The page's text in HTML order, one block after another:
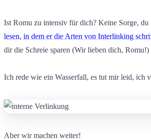
Ist Romu zu intensiv für dich? Keine Sorge, du
lesen, in dem er die Arten von Interlinking
dir die Schreie sparen (Wir lieben dich, Romu!)
Ich rede wie ein Wasserfall, es tut mir leid, ich
Aber wir machen weiter!